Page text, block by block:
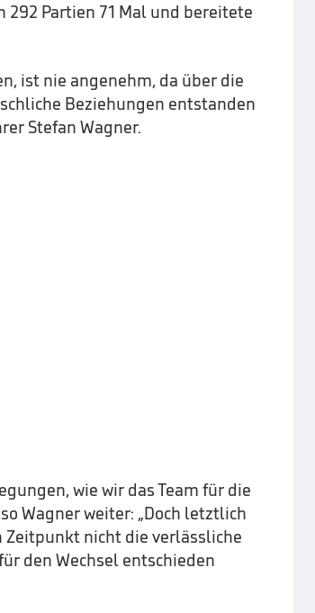
292 Partien 71 Mal und bereitete
ist nie angenehm, da über die
Beziehungen entstanden
Stefan Wagner.
wie wir das Team für die
Wagner weiter: „Doch letztlich
Zeitpunkt nicht die verlässliche
den Wechsel entschieden